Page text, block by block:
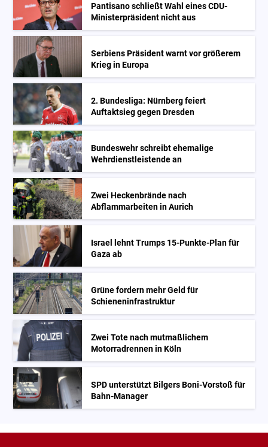
Pantisano schließt Wahl eines CDU-
Ministerpräsident nicht aus
Serbiens Präsident warnt vor größerem
Krieg in Europa
2. Bundesliga: Nürnberg feiert
Auftaktsieg gegen Dresden
Bundeswehr schreibt ehemalige
Wehrdienstleistende an
Zwei Heckenbrände nach
Abflammarbeiten in Aurich
Israel lehnt Trumps 15-Punkte-Plan für
Gaza ab
Grüne fordern mehr Geld für
Schieneninfrastruktur
Zwei Tote nach mutmaßlichem
Motorradrennen in Köln
SPD unterstützt Bilgers Boni-Vorstoß für
Bahn-Manager